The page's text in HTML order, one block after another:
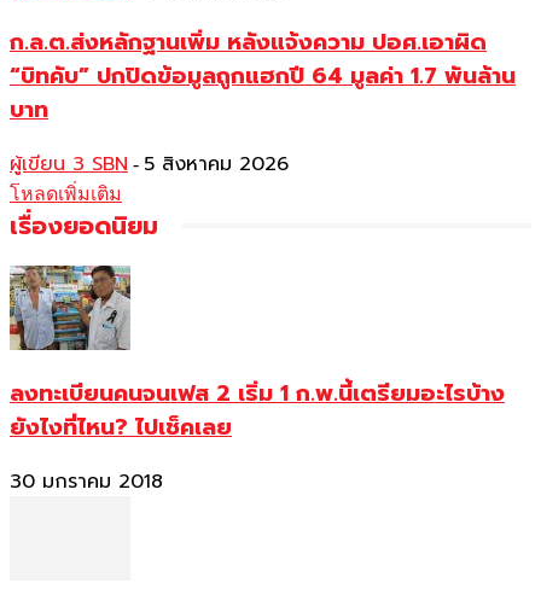
ก.ล.ต.ส่งหลักฐานเพิ่ม หลังแจ้งความ ปอศ.เอาผิด
“บิทคับ” ปกปิดข้อมูลถูกแฮกปี 64 มูลค่า 1.7 พันล้าน
บาท
ผู้เขียน 3 SBN - 5 สิงหาคม 2026
โหลดเพิ่มเติม
เรื่องยอดนิยม
ลงทะเบียนคนจนเฟส 2 เริ่ม 1 ก.พ.นี้เตรียมอะไรบ้าง
ยังไงที่ไหน? ไปเช็คเลย
30 มกราคม 2018